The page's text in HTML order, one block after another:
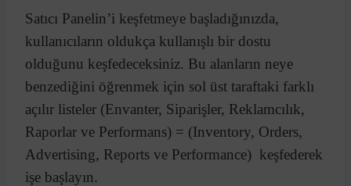
Satıcı Panelin’i keşfetmeye başladığınızda,
kullanıcıların oldukça kullanışlı bir dostu
olduğunu keşfedeceksiniz. Bu alanların neye
benzediğini öğrenmek için sol üst taraftaki farklı
açılır listeler (Envanter, Siparişler, Reklamcılık,
Raporlar ve Performans) = (Inventory, Orders,
Advertising, Reports ve Performance) keşfederek
işe başlayın.